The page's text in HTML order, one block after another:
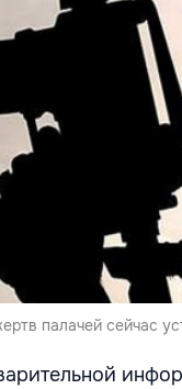
палачей сейчас